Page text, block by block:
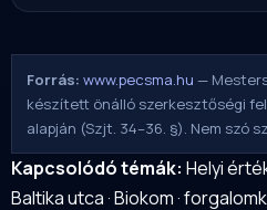
Forrás: www.pecsma.hu —
készített önálló szerkesztőségi
alapján (Szjt. 34–36. §). Nem szó
Kapcsolódó témák: Helyi
Baltika utca·Biokom·